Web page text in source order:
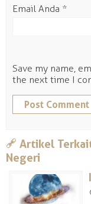
Email Anda *
Save my name,
the next time I
a Artikel
Negeri